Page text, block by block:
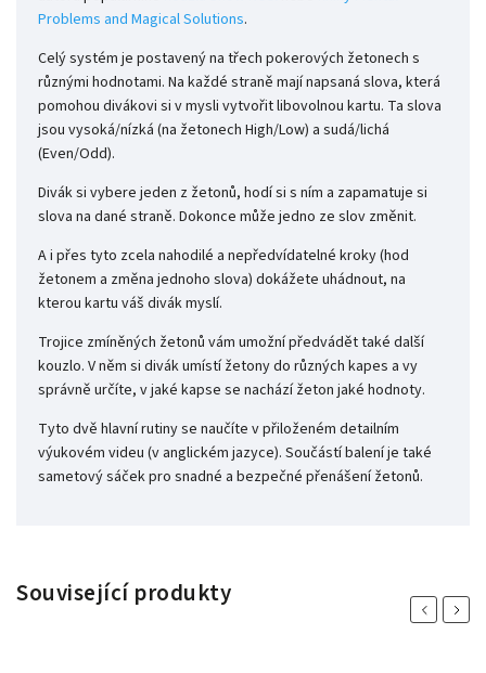
Problems and Magical Solutions.
Celý systém je postavený na třech pokerových žetonech s
různými hodnotami. Na každé straně mají napsaná slova, která
pomohou divákovi si v mysli vytvořit libovolnou kartu. Ta slova
jsou vysoká/nízká (na žetonech High/Low) a sudá/lichá
(Even/Odd).
Divák si vybere jeden z žetonů, hodí si s ním a zapamatuje si
slova na dané straně. Dokonce může jedno ze slov změnit.
A i přes tyto zcela nahodilé a nepředvídatelné kroky (hod
žetonem a změna jednoho slova) dokážete uhádnout, na
kterou kartu váš divák myslí.
Trojice zmíněných žetonů vám umožní předvádět také další
kouzlo. V něm si divák umístí žetony do různých kapes a vy
správně určíte, v jaké kapse se nachází žeton jaké hodnoty.
Tyto dvě hlavní rutiny se naučíte v přiloženém detailním
výukovém videu (v anglickém jazyce). Součástí balení je také
sametový sáček pro snadné a bezpečné přenášení žetonů.
Související produkty
PreviousNext